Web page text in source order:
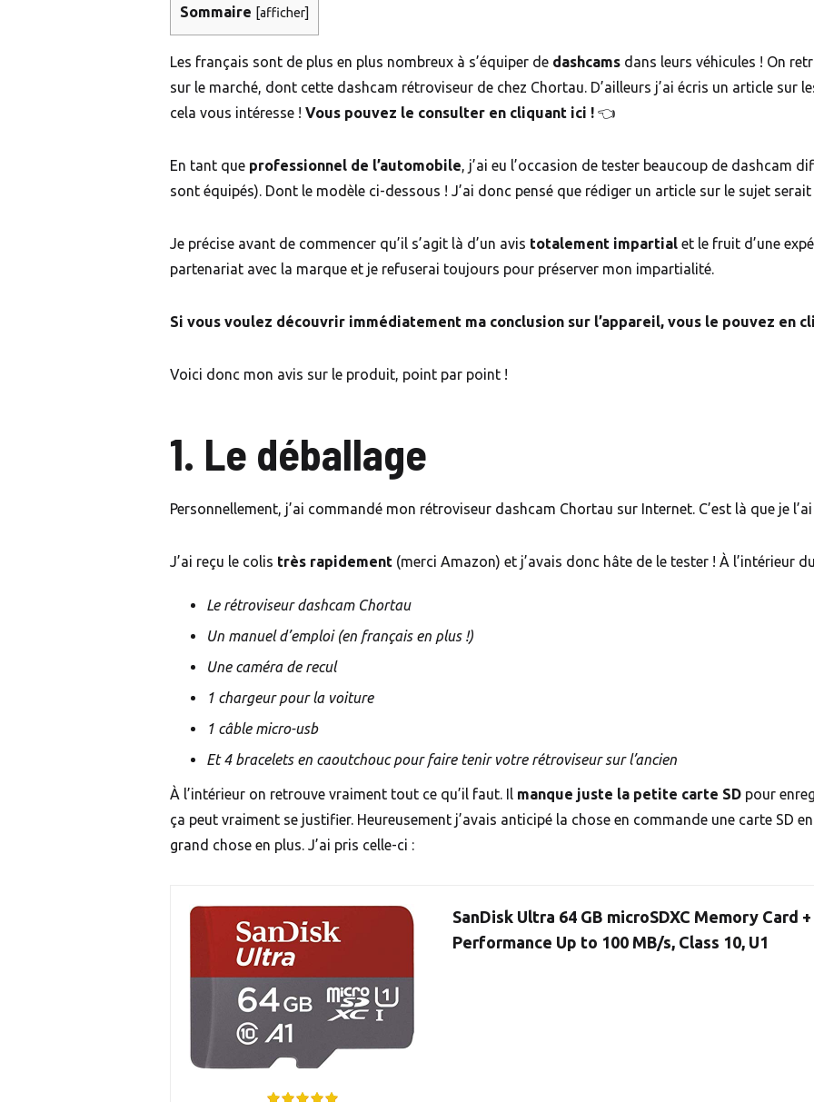
Sommaire [afficher]
Les français sont de plus en plus nombreux à s’équiper de dashcams dans leurs véhicules ! On
sur le marché, dont cette dashcam rétroviseur de chez Chortau. D’ailleurs j’ai écris un article sur
cela vous intéresse ! Vous pouvez le consulter en cliquant ici ! 👈
En tant que professionnel de l’automobile, j’ai eu l’occasion de tester beaucoup de dashcam
sont équipés). Dont le modèle ci-dessous ! J’ai donc pensé que rédiger un article sur le sujet
Je précise avant de commencer qu’il s’agit là d’un avis totalement impartial et le fruit d’une
partenariat avec la marque et je refuserai toujours pour préserver mon impartialité.
Si vous voulez découvrir immédiatement ma conclusion sur l’appareil, vous le pouvez en
Voici donc mon avis sur le produit, point par point !
1. Le déballage
Personnellement, j’ai commandé mon rétroviseur dashcam Chortau sur Internet. C’est là que je
J’ai reçu le colis très rapidement (merci Amazon) et j’avais donc hâte de le tester ! À l’intérieur
Le rétroviseur dashcam Chortau
Un manuel d’emploi (en français en plus !)
Une caméra de recul
1 chargeur pour la voiture
1 câble micro-usb
Et 4 bracelets en caoutchouc pour faire tenir votre rétroviseur sur l’ancien
À l’intérieur on retrouve vraiment tout ce qu’il faut. Il manque juste la petite carte SD pour
ça peut vraiment se justifier. Heureusement j’avais anticipé la chose en commande une carte SD
grand chose en plus. J’ai pris celle-ci :
SanDisk Ultra 64 GB microSDXC Memory Card
Performance Up to 100 MB/s, Class 10, U1